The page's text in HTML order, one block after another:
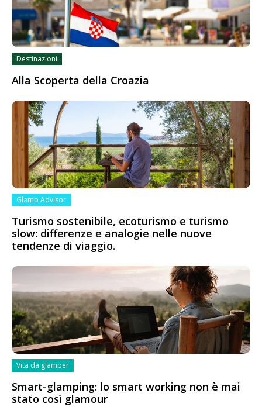
Destinazioni
Alla Scoperta della Croazia
Glamp Advisor
Turismo sostenibile, ecoturismo e turismo
slow: differenze e analogie nelle nuove
tendenze di viaggio.
Vita da glamper
Smart-glamping: lo smart working non è mai
stato così glamour